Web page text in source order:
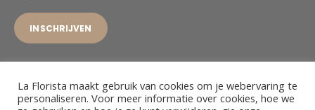
La Florista maakt gebruik van cookies om je webervaring te
personaliseren. Voor meer informatie over cookies, hoe we